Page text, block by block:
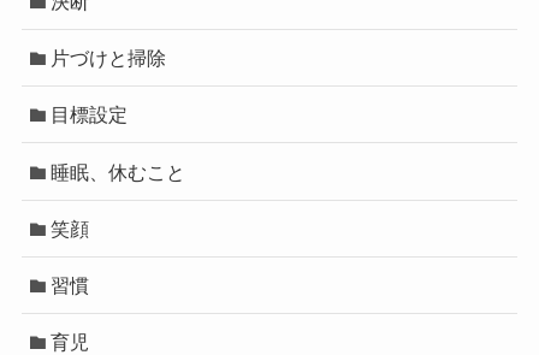
片づけと掃除
目標設定
睡眠、休むこと
笑顔
習慣
育児